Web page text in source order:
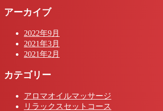
アーカイブ
2022年9月
2021年3月
2021年2月
カテゴリー
アロマオイルマッサージ
リラックスセットコース